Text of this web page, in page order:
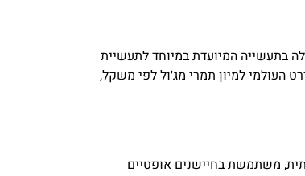
בתעשייה המיועדת במיוחד לתעשיית
העולמי למיון תמרי מג׳ול לפי משקל,
משתמשת בחיישנים אופטיים